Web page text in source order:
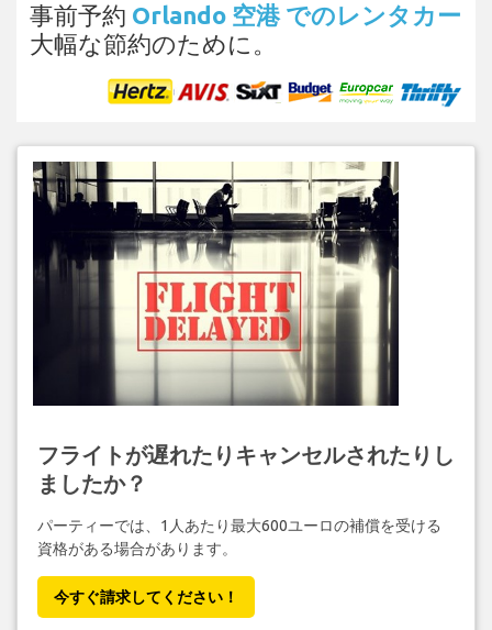
事前予約 Orlando 空港 でのレンタカー
大幅な節約のために。
フライトが遅れたりキャンセルされたりし
ましたか？
パーティーでは、1人あたり最大600ユーロの補償を受ける
資格がある場合があります。
今すぐ請求してください！